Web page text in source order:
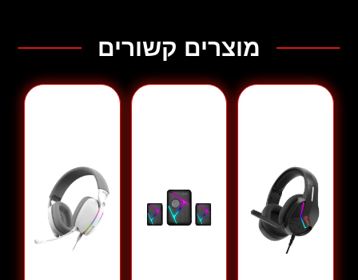
מוצרים קשורים